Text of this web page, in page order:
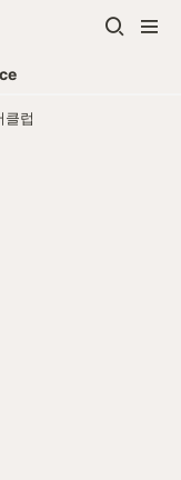
클럽